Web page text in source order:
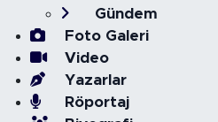
Gündem
Foto Galeri
Video
Yazarlar
Röportaj